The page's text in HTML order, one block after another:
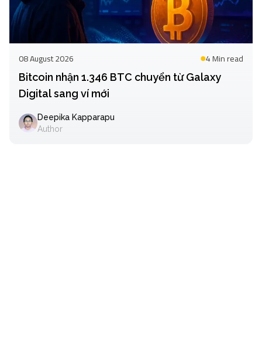
08 August 2026 4 Minread
Bitcoin nhận 1.346 BTC chuyển từ Galaxy
Digital sang ví mới
Deepika Kapparapu
Author